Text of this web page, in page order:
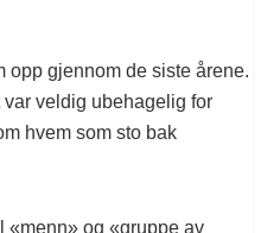
gjennom de siste årene.
var veldig ubehagelig for
hvem som sto bak
«menn» og «gruppe av